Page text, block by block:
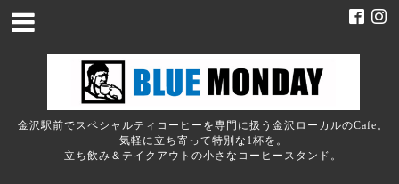
金沢駅前でスペシャルティコーヒーを専門に扱う金沢ローカルのCafe。
気軽に立ち寄って特別な1杯を。
立ち飲み＆テイクアウトの小さなコーヒースタンド。